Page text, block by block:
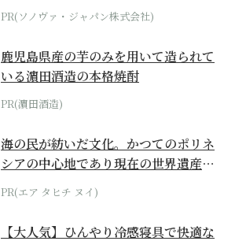
PR(ソノヴァ・ジャパン株式会社)
鹿児島県産の芋のみを用いて造られて
いる濵田酒造の本格焼酎
PR(濵田酒造)
海の民が紡いだ文化。かつてのポリネ
シアの中心地であり現在の世界遺産か
らみえてくる...
PR(エア タヒチ ヌイ)
【大人気】ひんやり冷感寝具で快適な